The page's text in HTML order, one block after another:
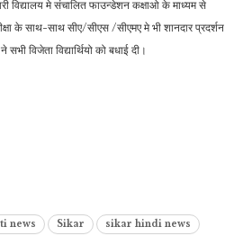
विद्यालय मे संचालित फाउन्डेशन कक्षाओ के माध्यम से
के साथ-साथ सीए/सीएस /सीएमए मे भी शानदार प्रदर्शन
विजेता विद्यार्थियो को बधाई दी।
news Sikar
sikar hindi news